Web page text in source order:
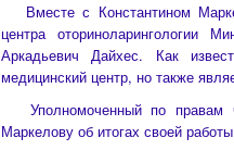
Вместе с Константином
центра оториноларингологии
Аркадьевич Дайхес. Как
медицинский центр, но также
Уполномоченный по правам
Маркелову об итогах своей